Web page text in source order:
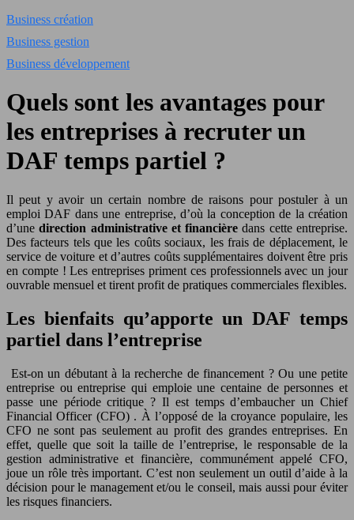
Business création
Business gestion
Business développement
Quels sont les avantages pour
les entreprises à recruter un
DAF temps partiel ?
Il peut y avoir un certain nombre de raisons pour postuler à un
emploi DAF dans une entreprise, d’où la conception de la création
d’unedirection administrative et financière dans cette entreprise.
Des facteurs tels que les coûts sociaux, les frais de déplacement, le
service de voiture et d’autres coûts supplémentaires doivent être pris
en compte ! Les entreprises priment ces professionnels avec un jour
ouvrable mensuel et tirent profit de pratiques commerciales flexibles.
Les bienfaits qu’apporte un DAF temps
partiel dans l’entreprise
Est-on un débutant à la recherche de financement ? Ou une petite
entreprise ou entreprise qui emploie une centaine de personnes et
passe une période critique ? Il est temps d’embaucher un Chief
Financial Officer (CFO) . À l’opposé de la croyance populaire, les
CFO ne sont pas seulement au profit des grandes entreprises. En
effet, quelle que soit la taille de l’entreprise, le responsable de la
gestion administrative et financière, communément appelé CFO,
joue un rôle très important. C’est non seulement un outil d’aide à la
décision pour le management et/ou le conseil, mais aussi pour éviter
les risques financiers.